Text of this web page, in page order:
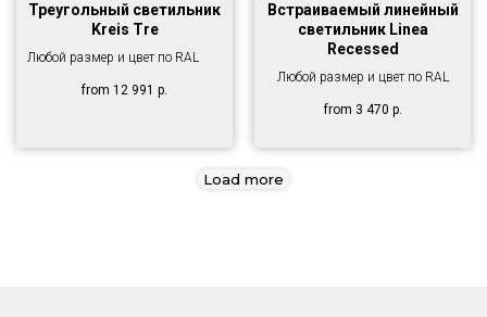
Треугольный светильник
Kreis Tre
Любой размер и цвет по RAL
from 12 991 р.
Встраиваемый линейный
светильник Linea
Recessed
Любой размер и цвет по RAL
from 3 470 р.
Load more